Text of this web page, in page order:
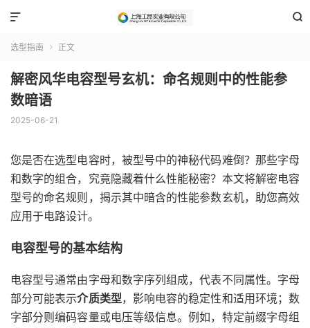


选型指南  正文
解密风华电容型号玄机：命名规则中的性能参
数暗语
2025-06-21
您是否在选型电容时，被型号中的神秘代码难倒？那些字母
和数字的组合，究竟隐藏着什么性能秘密？本文将解密电容
型号的命名规则，揭示其中暗含的性能参数玄机，助您高效
应用于电路设计。
电容型号的基本结构
电容型号通常由字母和数字序列组成，代表不同属性。字母
部分可能表示介质类型，影响电容的稳定性和适用环境；数
字部分则编码容量或电压等级信息。例如，特定前缀字母组